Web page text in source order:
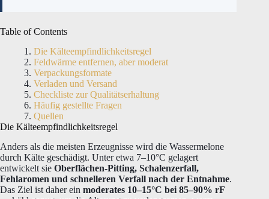
Table of Contents
Die Kälteempfindlichkeitsregel
Feldwärme entfernen, aber moderat
Verpackungsformate
Verladen und Versand
Checkliste zur Qualitätserhaltung
Häufig gestellte Fragen
Quellen
Die Kälteempfindlichkeitsregel
Anders als die meisten Erzeugnisse wird die Wassermelone
durch Kälte geschädigt. Unter etwa 7–10°C gelagert
entwickelt sie Oberflächen-Pitting, Schalenzerfall,
Fehlaromen und schnelleren Verfall nach der Entnahme.
Das Ziel ist daher ein moderates 10–15°C bei 85–90% rF